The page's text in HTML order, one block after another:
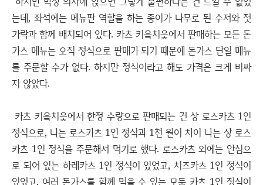
는데, 좌석에는 메뉴판 역할을 하는 종이가 나무로 된 수저와 젓
가락과 함께 배치되어 있다. 카츠 키읔치읓에서 판매하는 모든 돈
가스 메뉴는 오직 정식으로 판매가 되기 때문에 돈가스 단일 메뉴
를 주문할 수가 없다. 하지만 정식이라고 해도 가격은 크게 비싸
지 않았다.
카츠 키읔치읓에서 한정 수량으로 판매되는 건 상 로스카츠 1인
정식으로, 나는 로스카츠 1인 정식과 1천 원이 차이 나는 상 로스
카츠 1인 정식을 주문해서 먹기로 했다. 로스카츠 외에는 안심으
로 되어 있는 하레카츠 1인 정식이 있었고, 치즈카츠 1인 정식이
있었고, 여러 돈가스를 함께 먹을 수 있는 모둠 카츠 1인 정식이